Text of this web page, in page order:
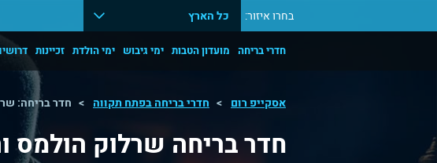
בחרו איזור: כל הארץ
חדרי בריחה מועדון הטבות ימי גיבוש ימי הולדת זכיינות
אסקייפ רום חדרי בריחה בפתח תקווה חדר בריחה:
חדר בריחה שרלוק הולמס